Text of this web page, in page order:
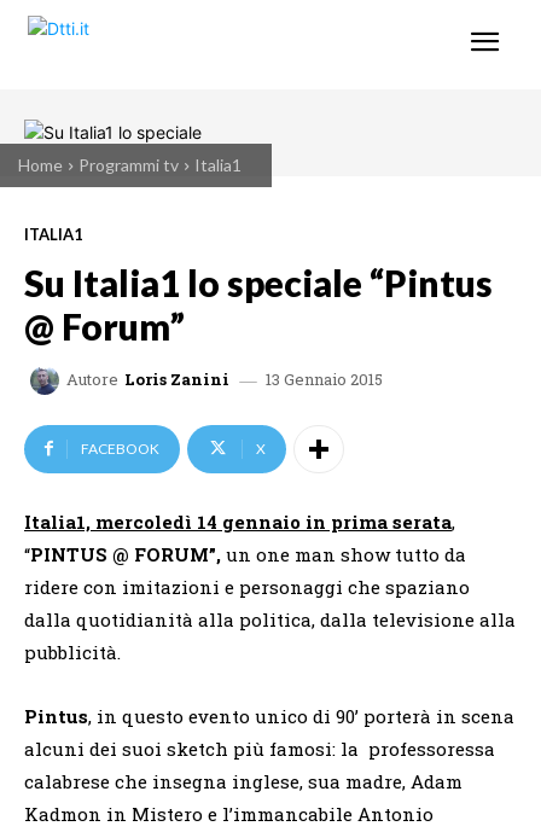
Home Programmi tv Italia1
ITALIA1
Su Italia1 lo speciale “Pintus
@ Forum”
Autore Loris Zanini 13 Gennaio 2015
FACEBOOK X
Italia1, mercoledì 14 gennaio in prima serata,
“PINTUS @ FORUM”, un one man show tutto da
ridere con imitazioni e personaggi che spaziano
dalla quotidianità alla politica, dalla televisione alla
pubblicità.
Pintus, in questo evento unico di 90’ porterà in scena
alcuni dei suoi sketch più famosi: la professoressa
calabrese che insegna inglese, sua madre, Adam
Kadmon in Mistero e l’immancabile Antonio